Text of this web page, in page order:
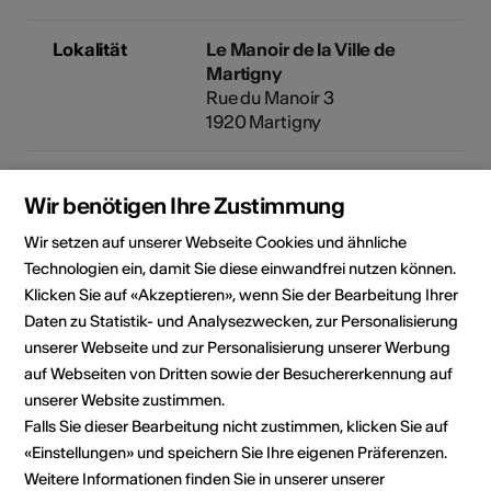
Lokalität
Le Manoir de la Ville de
Martigny
Rue du Manoir 3
1920 Martigny
1920 Martigny
manoir@villedemartigny.ch
Diese Veranstaltung wurde über
die Plattformguidle.com
inseriert. Bei Fragen zur
Veranstaltung wenden Sie sich
bitte an den Veranstalter oder
das zuständige Tourismusbüro.
Wir benötigen Ihre Zustimmung
Wir setzen auf unserer Webseite Cookies und ähnliche
Technologien ein, damit Sie diese einwandfrei nutzen können.
Klicken Sie auf «Akzeptieren», wenn Sie der Bearbeitung Ihrer
Daten zu Statistik- und Analysezwecken, zur Personalisierung
unserer Webseite und zur Personalisierung unserer Werbung
auf Webseiten von Dritten sowie der Besuchererkennung auf
unserer Website zustimmen.
Falls Sie dieser Bearbeitung nicht zustimmen, klicken Sie auf
«Einstellungen» und speichern Sie Ihre eigenen Präferenzen.
Weitere Informationen finden Sie in unserer unserer